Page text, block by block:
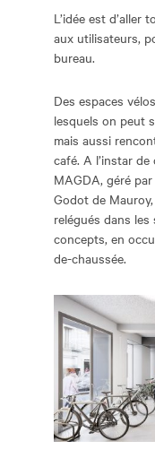
L’idée est d’aller
aux utilisateurs,
bureau.
Des espaces
lesquels on peut
mais aussi
café. A l’instar de
MAGDA, géré
Godot de
relégués dans
concepts, en
de-chaussée.